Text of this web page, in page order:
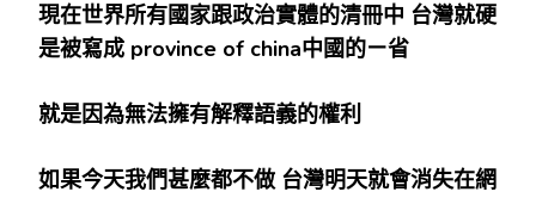
現在世界所有國家跟政治實體的清冊中 台灣就硬
是被寫成 province of china中國的ㄧ省
就是因為無法擁有解釋語義的權利
如果今天我們甚麼都不做 台灣明天就會消失在網